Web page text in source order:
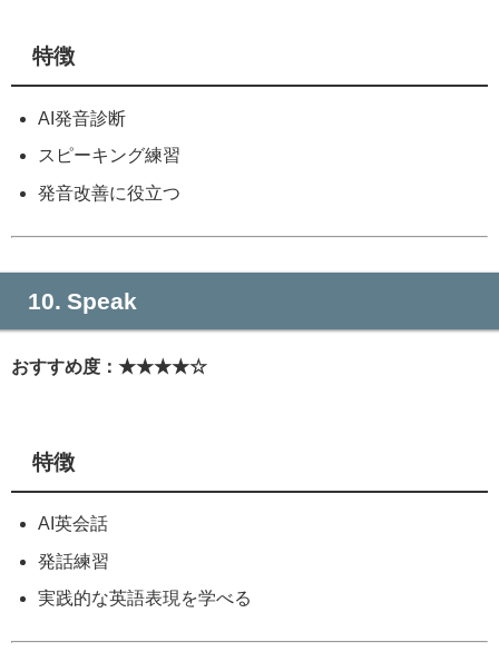
特徴
AI発音診断
スピーキング練習
発音改善に役立つ
10. Speak
おすすめ度：★★★★☆
特徴
AI英会話
発話練習
実践的な英語表現を学べる